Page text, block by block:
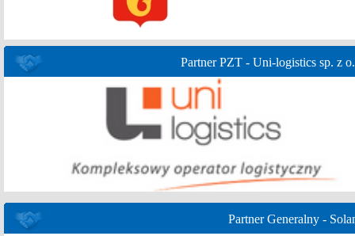
Partner PZT - Uni-logistics sp. z
Partner Generalny -